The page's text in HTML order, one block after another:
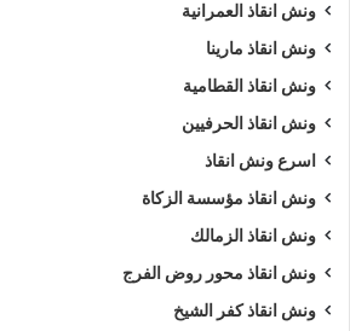
ونش انقاذ العمرانية
ونش انقاذ مارينا
ونش انقاذ القطامية
ونش انقاذ الحرفيين
اسرع ونش انقاذ
ونش انقاذ مؤسسة الزكاة
ونش انقاذ الزمالك
ونش انقاذ محور روض الفرج
ونش انقاذ كفر الشيخ